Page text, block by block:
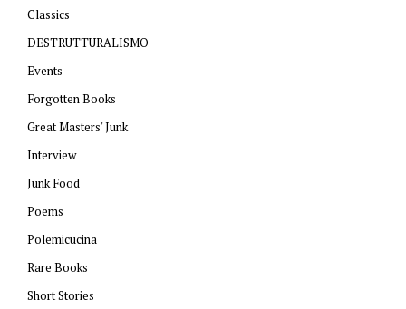
Classics
DESTRUTTURALISMO
Events
Forgotten Books
Great Masters' Junk
Interview
Junk Food
Poems
Polemicucina
Rare Books
Short Stories